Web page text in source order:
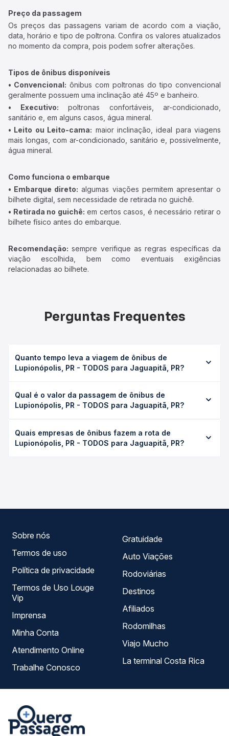
Preço da passagem
Os preços das passagens variam de acordo com a viação,
data, horário e tipo de poltrona. Confira os valores atualizados
no momento da compra, pois podem sofrer alterações.
Tipos de ônibus disponíveis
• Convencional: ônibus com poltronas do tipo convencional
geralmente possuem uma inclinação até 45º e banheiro.
• Executivo: poltronas confortáveis, ar-condicionado,
sanitário e, em alguns casos, água mineral.
• Leito ou Leito-cama: maior inclinação, ideal para viagens
mais longas, com ar-condicionado, sanitário e, possivelmente,
água mineral.
Como funciona o embarque
• Embarque direto: algumas viações permitem apresentar o
bilhete digital, sem necessidade de retirada no guichê.
• Retirada no guichê: em certos casos, é necessário retirar o
bilhete físico antes do embarque.
Recomendação: sempre verifique as regras específicas da
viação escolhida, bem como eventuais exigências
relacionadas ao bilhete.
Perguntas Frequentes
Quanto tempo leva a viagem de ônibus de
Lupionópolis, PR - TODOS para Jaguapitã, PR?
Jaguapitã, PR leva em média 2h 30min, podendo variar
conforme a viação, o tipo de serviço (convencional,
duração exata de cada opção na data desejada.
Qual é o valor da passagem de ônibus de
Lupionópolis, PR - TODOS para Jaguapitã, PR?
TODOS para Jaguapitã, PR custa em média R$ 43,44 e
varia conforme a data da viagem, a empresa, o tipo de
Quais empresas de ônibus fazem a rota de
Lupionópolis, PR - TODOS para Jaguapitã, PR?
Sobre nós
Termos de uso
Política de privacidade
Termos de Uso Louge
Vip
Imprensa
Minha Conta
Atendimento Online
Trabalhe Conosco
Gratuidade
Auto Viações
Rodoviárias
Destinos
Afiliados
Rodomilhas
Viajo Mucho
La terminal Costa Rica